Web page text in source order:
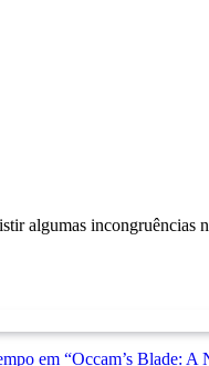
algumas incongruências
em “Occam’s Blade: A